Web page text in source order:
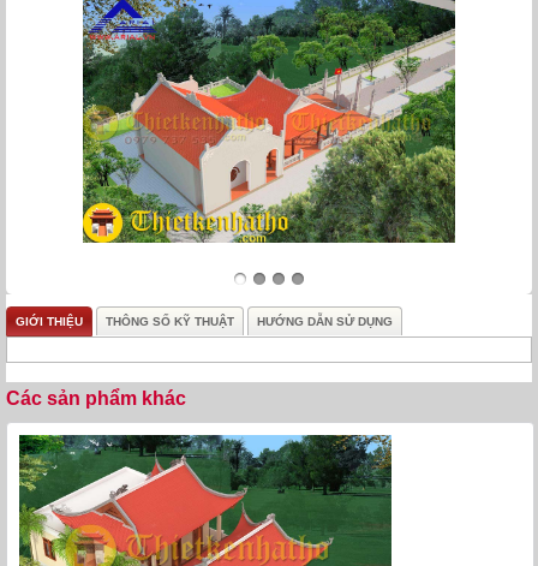
GIỚI THIỆU THÔNG SỐ KỸ THUẬT HƯỚNG DẪN SỬ DỤNG
Các sản phẩm khác